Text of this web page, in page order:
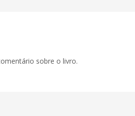
sobre o livro.